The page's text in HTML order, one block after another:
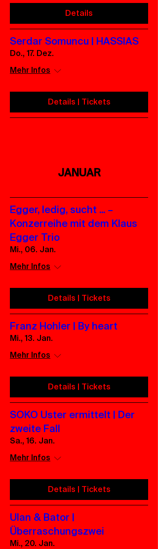
Details
Serdar Somuncu | HASSIAS
Do., 17. Dez.
Mehr Infos
Details | Tickets
JANUAR
Egger, ledig, sucht ... –
Konzerreihe mit dem Klaus
Egger Trio
Mi., 06. Jan.
Mehr Infos
Details | Tickets
Franz Hohler | By heart
Mi., 13. Jan.
Mehr Infos
Details | Tickets
SOKO Uster ermittelt | Der
zweite Fall
Sa., 16. Jan.
Mehr Infos
Details | Tickets
Ulan & Bator |
Überraschungszwei
Mi., 20. Jan.